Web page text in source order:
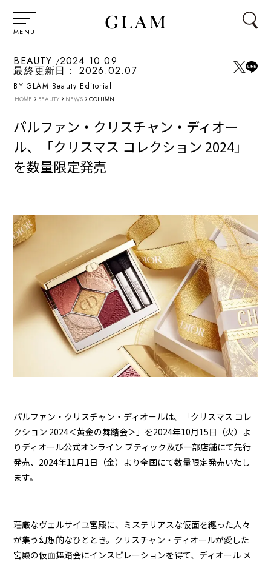
MENU
BEAUTY 2024.10.09
最終更新日： 2026.02.07
BY GLAM Beauty Editorial
HOME › BEAUTY › NEWS › COLUMN
パルファン・クリスチャン・ディオー
ル、「クリスマス コレクション 2024」
を数量限定発売
パルファン・クリスチャン・ディオールは、「クリスマス コレ
クション 2024＜黄金の舞踏会＞」を2024年10月15日（火）よ
りディオール公式オンライン ブティック及び一部店舗にて先行
発売、2024年11月1日（金）より全国にて数量限定発売いたし
ます。
荘厳なヴェルサイユ宮殿に、ミステリアスな仮面を纏った人々
が集う幻想的なひととき。クリスチャン・ディオールが愛した
宮殿の仮面舞踏会にインスピレーションを得て、ディオール メ